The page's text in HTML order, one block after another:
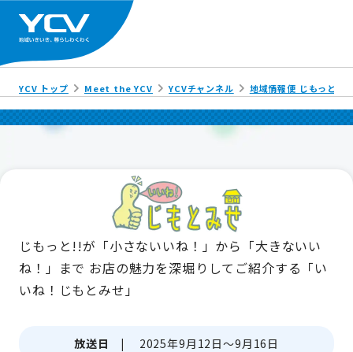
YCV トップ Meet the YCV YCVチャンネル 地域情報便 じもっと!!
じもっと!!が「小さないいね！」から「大きないい
ね！」まで お店の魅力を深堀りしてご紹介する「い
いね！じもとみせ」
放送日 | 2025年9月12日～9月16日